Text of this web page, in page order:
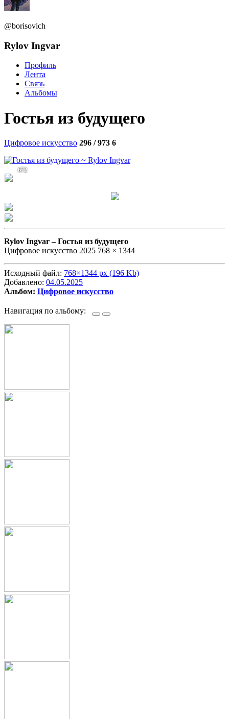
@borisovich
Rylov Ingvar
Профиль
Лента
Связь
Альбомы
Гостья из будущего
Цифровое искусство 296 / 973 6
672
Rylov Ingvar –Гостья из будущего
Цифровое искусство 2025 768 × 1344
Исходный файл: 768×1344 px (196 Kb)
Добавлено: 04.05.2025
Альбом: Цифровое искусство
Навигация по альбому: